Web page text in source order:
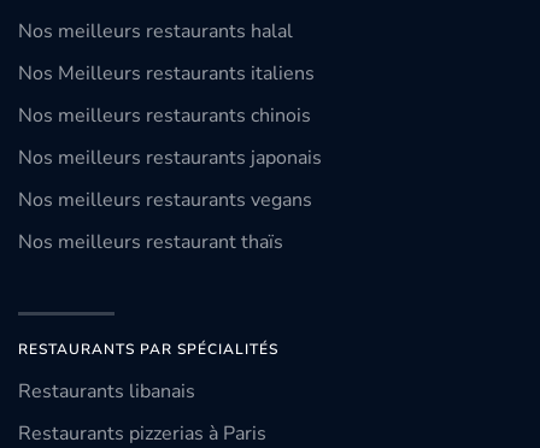
Nos meilleurs restaurants halal
Nos Meilleurs restaurants italiens
Nos meilleurs restaurants chinois
Nos meilleurs restaurants japonais
Nos meilleurs restaurants vegans
Nos meilleurs restaurant thaïs
RESTAURANTS PAR SPÉCIALITÉS
Restaurants libanais
Restaurants pizzerias à Paris